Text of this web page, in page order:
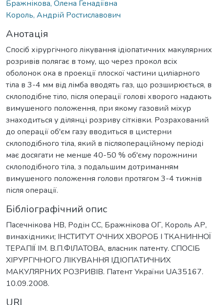
Бражнікова, Олена Генадіївна
Король, Андрій Ростиславович
Анотація
Спосіб хірургічного лікування ідіопатичних макулярних
розривів полягає в тому, що через прокол всіх
оболонок ока в проекції плоскої частини циліарного
тіла в 3-4 мм від лімба вводять газ, що розширюється, в
склоподібне тіло, після операції голові хворого надають
вимушеного положення, при якому газовий міхур
знаходиться у ділянці розриву сітківки. Розрахований
до операції об'єм газу вводиться в цистерни
склоподібного тіла, який в післяопераційному періоді
має досягати не менше 40-50 % об'єму порожнини
склоподібного тіла, з подальшим дотриманням
вимушеного положення голови протягом 3-4 тижнів
після операції.
Бібліографічний опис
Пасечнікова НВ, Родін СС, Бражнікова ОГ, Король АР,
винахідники; ІНСТИТУТ ОЧНИХ ХВОРОБ І ТКАНИННОЇ
ТЕРАПІЇ ІМ. В.П.ФІЛАТОВА, власник патенту. СПОСІБ
ХІРУРГІЧНОГО ЛІКУВАННЯ ІДІОПАТИЧНИХ
МАКУЛЯРНИХ РОЗРИВІВ. Патент України UA35167.
10.09.2008.
URI